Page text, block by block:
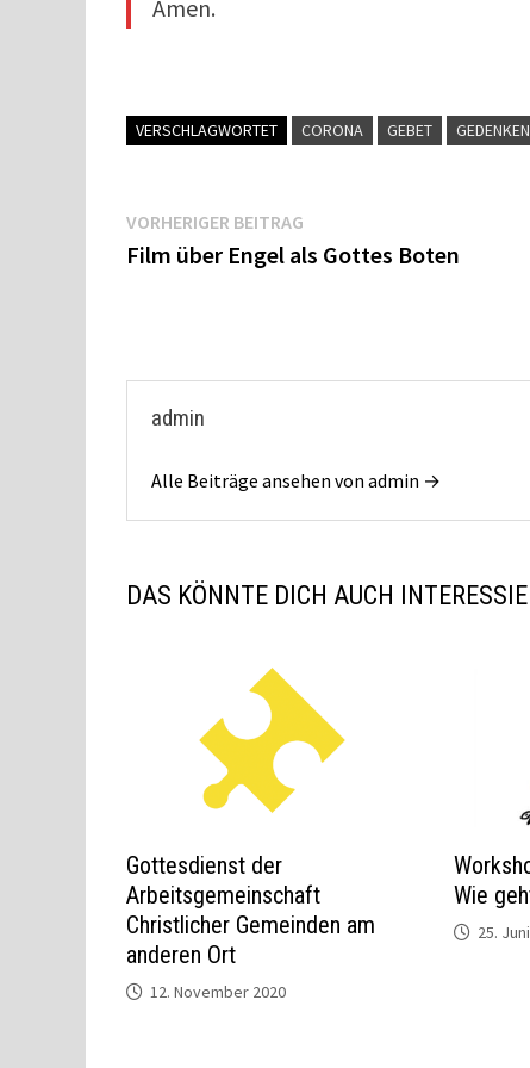
Amen.
VERSCHLAGWORTET CORONA GEBET GEDENKEN
Beitragsnavigation
VORHERIGER BEITRAG
Beitrag:
Film über Engel als Gottes Boten
admin
Alle Beiträge ansehen von admin →
DAS KÖNNTE DICH AUCH
Gottesdienst der
Arbeitsgemeinschaft
Christlicher Gemeinden am
anderen Ort
12. November 2020
Wie
25.